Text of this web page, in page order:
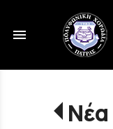
menu